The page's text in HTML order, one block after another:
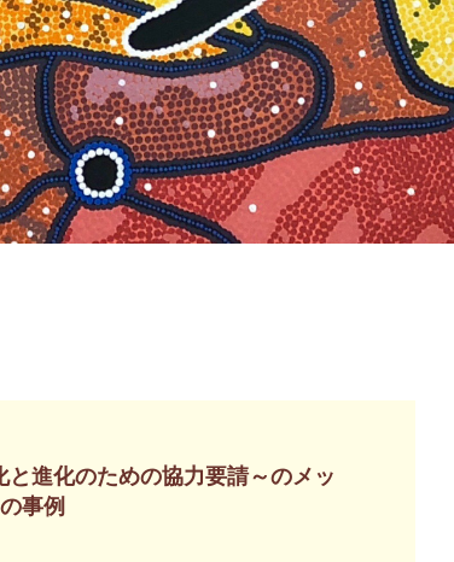
進化のための協力要請～のメッ
事例